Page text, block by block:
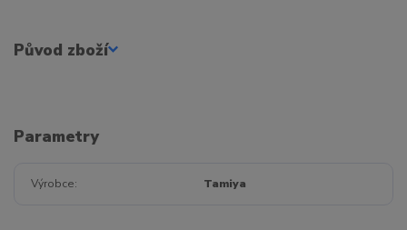
Původ zboží
Parametry
Výrobce Tamiya